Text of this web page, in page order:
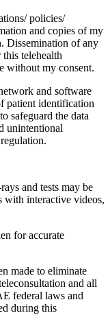
policies/
and copies of my
Dissemination of any
telehealth
without my consent.
and software
patient identification
safeguard the data
unintentional
and tests may be
with interactive videos,
for accurate
made to eliminate
and all
federal laws and
during this